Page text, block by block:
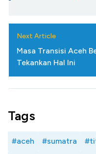
Next Article
Masa Transisi Aceh
Tekankan Hal Ini
Tags
#aceh #sumatra